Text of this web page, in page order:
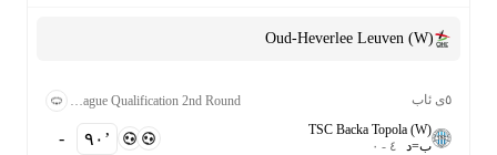
Oud-Heverlee Leuven (W)
Women's Champions League Qualification 2nd Round
TSC Backa Topola (W)
ب=د ٤- ٩٠‎’‎ -